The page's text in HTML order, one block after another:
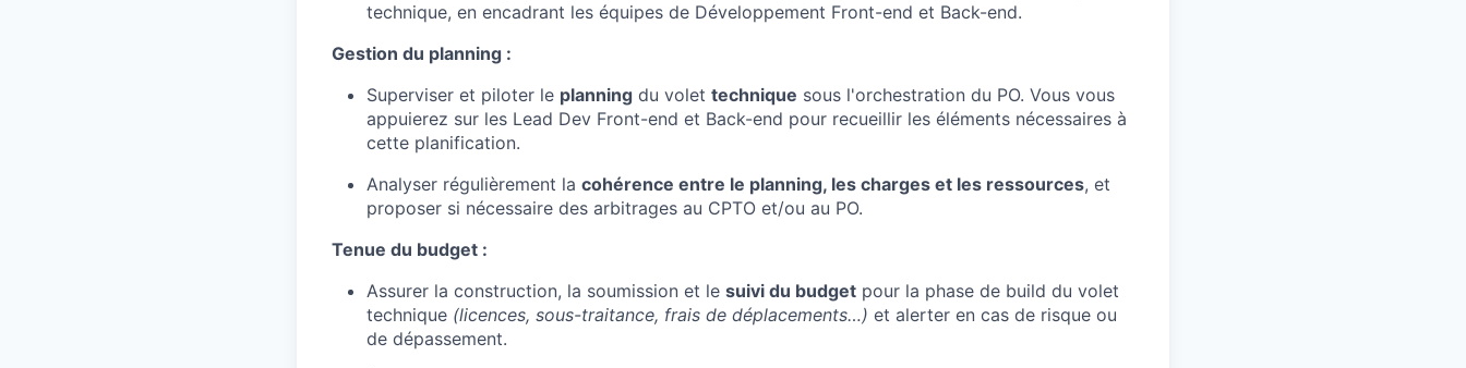
technique, en encadrant les équipes de Développement Front-end et Back-end.
Gestion du planning :
Superviser et piloter le planning du volet technique sous l'orchestration du PO. Vous vous
appuierez sur les Lead Dev Front-end et Back-end pour recueillir les éléments nécessaires à
cette planification.
Analyser régulièrement la cohérence entre le planning, les charges et les ressources, et
proposer si nécessaire des arbitrages au CPTO et/ou au PO.
Tenue du budget :
Assurer la construction, la soumission et le suivi du budget pour la phase de build du volet
technique (licences, sous-traitance, frais de déplacements…) et alerter en cas de risque ou
de dépassement.